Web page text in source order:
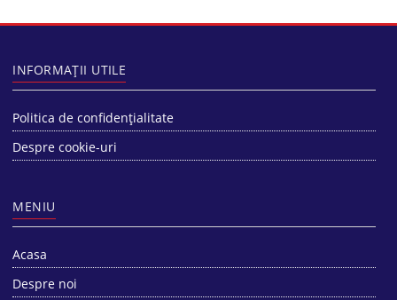
INFORMAȚII UTILE
Politica de confidențialitate
Despre cookie-uri
MENIU
Acasa
Despre noi